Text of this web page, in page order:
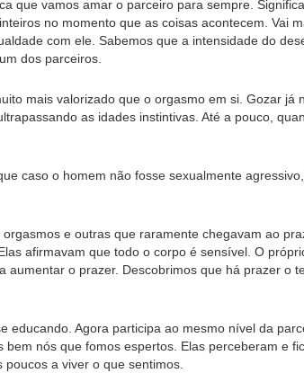
que vamos amar o parceiro para sempre.
no momento que as coisas acontecem. Vai
com ele. Sabemos que a intensidade do
dos parceiros.
mais valorizado que o orgasmo em si. Gozar já
as idades instintivas. Até a pouco,
caso o homem não fosse sexualmente
e outras que raramente chegavam ao
afirmavam que todo o corpo é sensível. O
aumentar o prazer. Descobrimos que há prazer o
educando. Agora participa ao mesmo nível da
nós que fomos espertos. Elas perceberam e
a viver o que sentimos.